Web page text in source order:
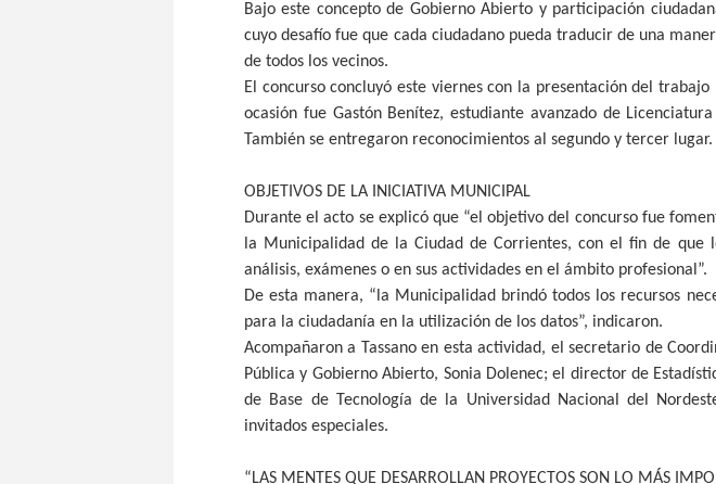
Bajo este concepto de Gobierno Abierto y participación
cuyo desafío fue que cada ciudadano pueda traducir de una
de todos los vecinos.
El concurso concluyó este viernes con la presentación del
ocasión fue Gastón Benítez, estudiante avanzado de
También se entregaron reconocimientos al segundo y tercer lugar.
OBJETIVOS DE LA INICIATIVA MUNICIPAL
Durante el acto se explicó que “el objetivo del concurso fue
la Municipalidad de la Ciudad de Corrientes, con el fin de que
análisis, exámenes o en sus actividades en el ámbito profesional”.
De esta manera, “la Municipalidad brindó todos los recursos
para la ciudadanía en la utilización de los datos”, indicaron.
Acompañaron a Tassano en esta actividad, el secretario de
Pública y Gobierno Abierto, Sonia Dolenec; el director de
de Base de Tecnología de la Universidad Nacional del
invitados especiales.
“LAS MENTES QUE DESARROLLAN PROYECTOS SON LO MÁS